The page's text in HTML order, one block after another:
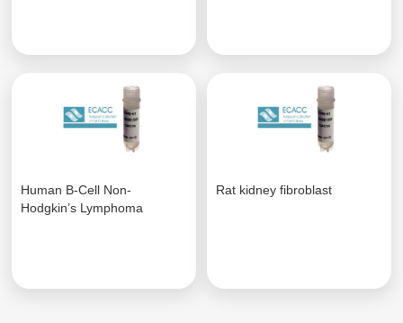
Human B-Cell Non-
Hodgkin’s Lymphoma
Rat kidney fibroblast